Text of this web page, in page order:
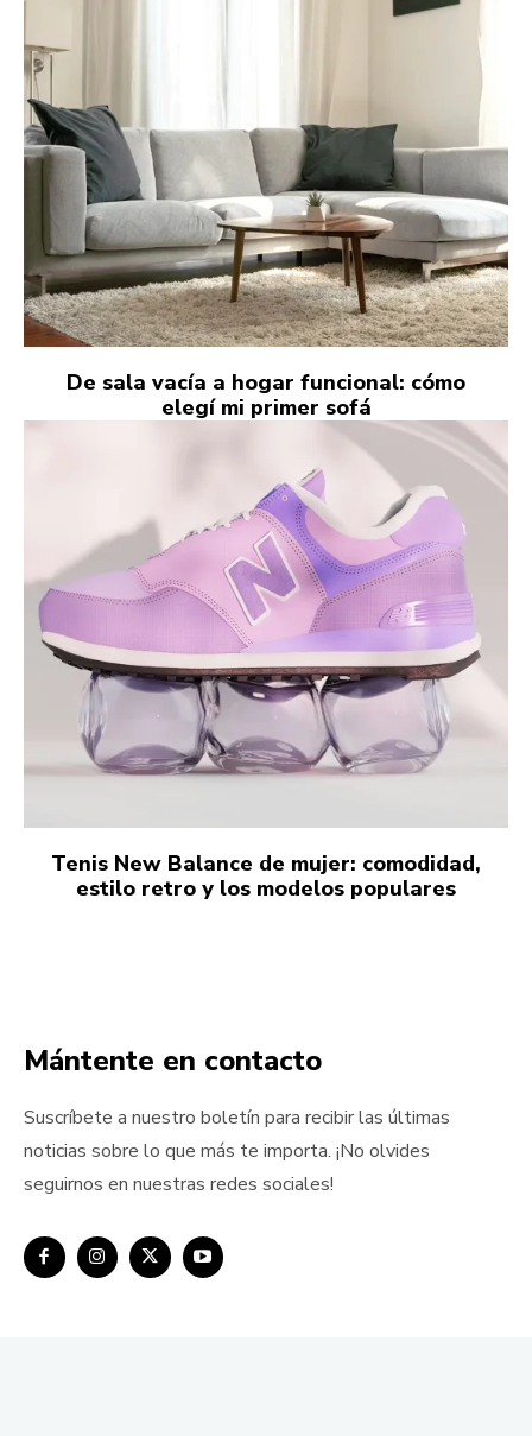
De sala vacía a hogar funcional: cómo
elegí mi primer sofá
Tenis New Balance de mujer: comodidad,
estilo retro y los modelos populares
Mántente en contacto
Suscríbete a nuestro boletín para recibir las últimas
noticias sobre lo que más te importa. ¡No olvides
seguirnos en nuestras redes sociales!